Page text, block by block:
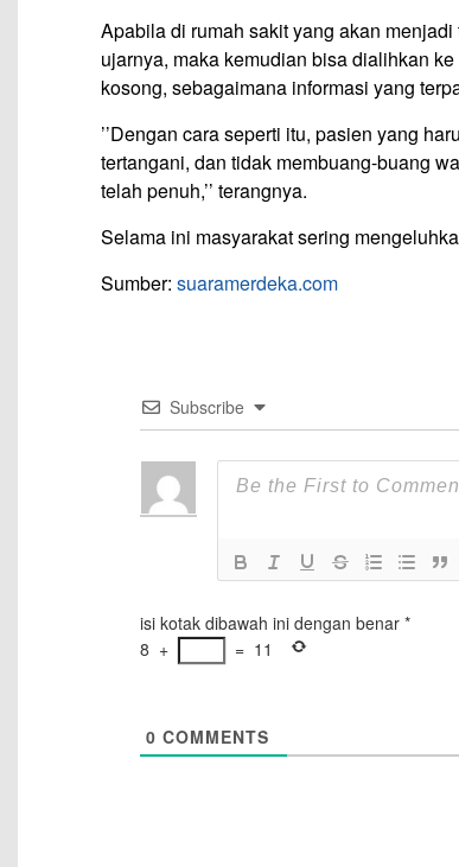
Apabila di rumah sakit yang akan
ujarnya, maka kemudian bisa dialihkan
kosong, sebagaimana informasi yang
’’Dengan cara seperti itu, pasien yang
tertangani, dan tidak membuang-buang
telah penuh,’’ terangnya.
Selama ini masyarakat sering
Sumber: suaramerdeka.com
Subscribe
isi kotak dibawah ini dengan benar*
8 + = 11
0 COMMENTS